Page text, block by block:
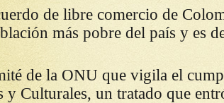
de libre comercio de
más pobre del país y es
de la ONU que vigila el
y Culturales, un tratado que